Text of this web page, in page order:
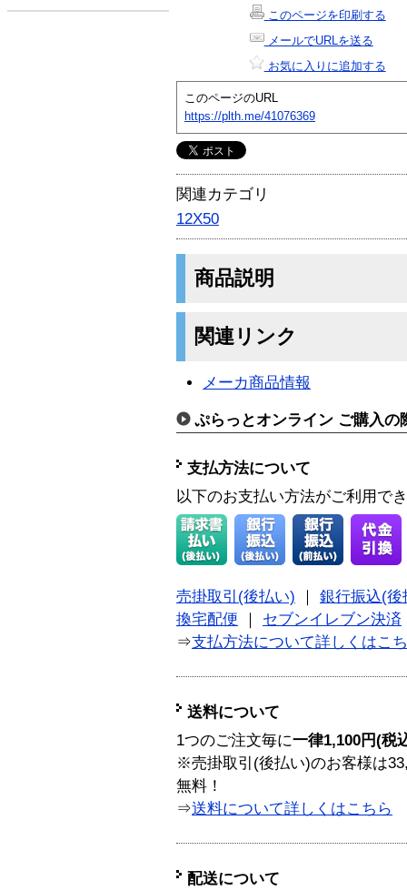
このページを印刷する
メールでURLを送る
お気に入りに追加する
このページのURL
https://plth.me/41076369
関連カテゴリ
12X50
商品説明
関連リンク
メーカ商品情報
ぷらっとオンライン ご購入の
支払方法について
以下のお支払い方法がご利用で
売掛取引(後払い)
銀行振込(後
換宅配便
セブンイレブン決済
⇒支払方法について詳しくはこ
送料について
1つのご注文毎に一律1,100円(税
※売掛取引(後払い)のお客様は
無料！
⇒送料について詳しくはこちら
配送について